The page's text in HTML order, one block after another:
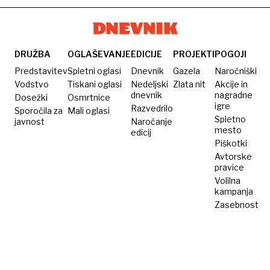
samo
obiskovalec
gora
DRUŽBA
Predstavitev
Vodstvo
Dosežki
Sporočila za
javnost
OGLAŠEVANJE
Spletni oglasi
Tiskani oglasi
Osmrtnice
Mali oglasi
EDICIJE
Dnevnik
Nedeljski
dnevnik
Razvedrilo
Naročanje
edicij
PROJEKTI
Gazela
Zlata nit
POGOJI
Naročniški
Akcije in
nagradne
igre
Spletno
mesto
Piškotki
Avtorske
pravice
Volilna
kampanja
Zasebnost